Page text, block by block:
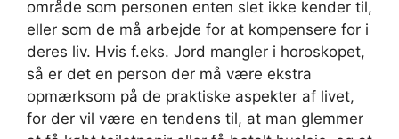
område som personen enten slet ikke kender til,
eller som de må arbejde for at kompensere for i
deres liv. Hvis f.eks. Jord mangler i horoskopet,
så er det en person der må være ekstra
opmærksom på de praktiske aspekter af livet,
for der vil være en tendens til, at man glemmer